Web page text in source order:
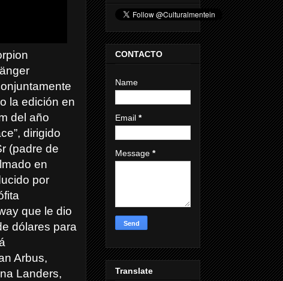
la edición en
del año
dirigido
(padre de
en
por
que le dio
dólares para
Arbus,
Landers,
CONTACTO
Name
Email *
Message *
Translate